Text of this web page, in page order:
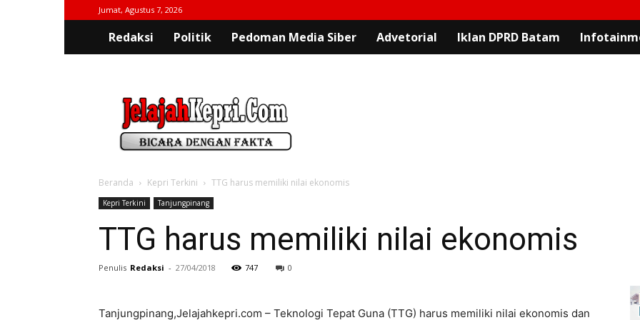
Jumat, Agustus 7, 2026
Redaksi Politik Pedoman Media Siber Advetorial Iklan DPRD Batam
Beranda Kepri Terkini TTG harus memiliki nilai ekonomis
Kepri Terkini Tanjungpinang
TTG harus memiliki nilai ekonomis
Penulis Redaksi - 27/04/2018 747 0
Tanjungpinang,Jelajahkepri.com – Teknologi Tepat Guna (TTG) harus memiliki nilai ekonomis dan